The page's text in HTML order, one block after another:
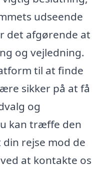
udseende
det afgørende at
og vejledning.
til at finde
sikker på at få
og
kan træffe den
rejse mod de
at kontakte os